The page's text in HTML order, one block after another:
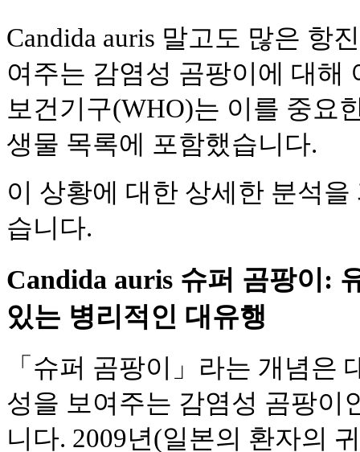
Candida auris 말고도 많은 항
여주는 감염성 곰팡이에 대해
보건기구(WHO)는 이를 중요
생물 목록에 포함했습니다.
이 상황에 대한 상세한 분석
습니다.
Candida auris 슈퍼 곰팡이:
있는 병리적인 대유행
「슈퍼 곰팡이」라는 개념은
성을 보여주는 감염성 곰팡이
니다. 2009년(일본의 환자의